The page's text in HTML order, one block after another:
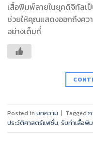
เสื้อพิมพ์ลายในยุคดิจิทัลเ
ช่วยให้คุณแสดงออกถึงคว
อย่างเต็มที่
Posted in บทความ | Tagged
ประวัติศาสตร์แฟชั่น, รับทำเสื้อพิ